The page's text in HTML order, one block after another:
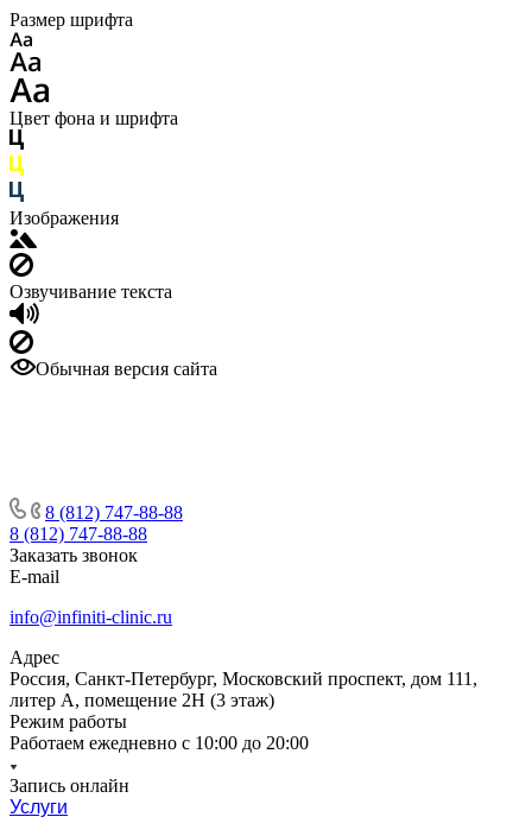
Размер шрифта
Цвет фона и шрифта
Изображения
Озвучивание текста
Обычная версия сайта
8 (812) 747-88-88
8 (812) 747-88-88
Заказать звонок
E-mail
info@infiniti-clinic.ru
Адрес
Россия, Санкт-Петербург, Московский проспект, дом 111,
литер А, помещение 2Н (3 этаж)
Режим работы
Работаем ежедневно с 10:00 до 20:00
Запись онлайн
Услуги